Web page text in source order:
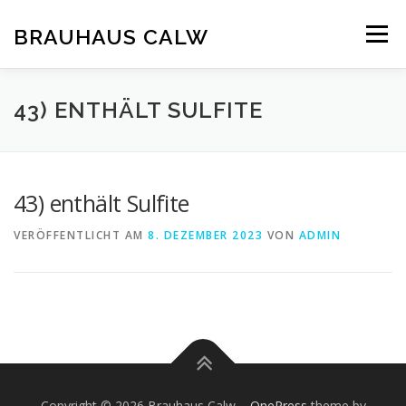
springen
BRAUHAUS CALW Menü
43) ENTHÄLT SULFITE
43) enthält Sulfite
VERÖFFENTLICHT AM 8. DEZEMBER 2023 VON ADMIN